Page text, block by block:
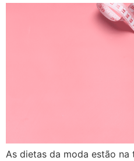
As dietas da moda estão na